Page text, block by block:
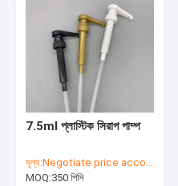
7.5ml প্লাস্টিক সিরাপ পাম্প
মূল্য:Negotiate price according to order quantity
MOQ:350 পিসি